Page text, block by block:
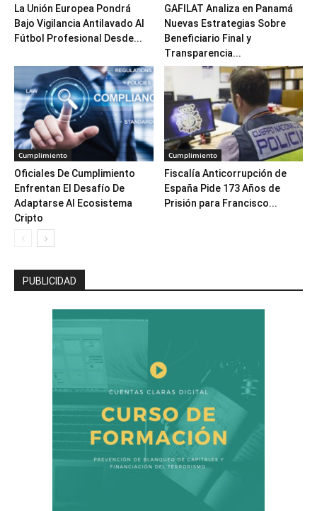
La Unión Europea Pondrá
Bajo Vigilancia Antilavado Al
Fútbol Profesional Desde...
GAFILAT Analiza en Panamá
Nuevas Estrategias Sobre
Beneficiario Final y
Transparencia...
Cumplimiento
Oficiales De Cumplimiento
Enfrentan El Desafío De
Adaptarse Al Ecosistema
Cripto
Cumplimiento
Fiscalía Anticorrupción de
España Pide 173 Años de
Prisión para Francisco...
PUBLICIDAD